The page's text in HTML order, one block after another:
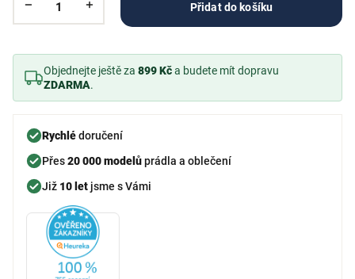
Přidat do košíku
Objednejte ještě za 899 Kča budete mít dopravu
ZDARMA.
Rychlédoručení
Přes20 000 modelůprádla a oblečení
Již 10 let jsme s Vámi